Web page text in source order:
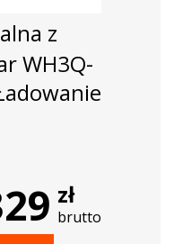
z
WH3Q-
zł
brutto